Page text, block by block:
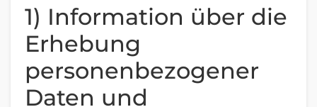
1) Information über die
Erhebung
personenbezogener
Daten und